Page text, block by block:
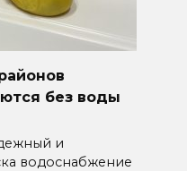
без воды
и
водоснабжение